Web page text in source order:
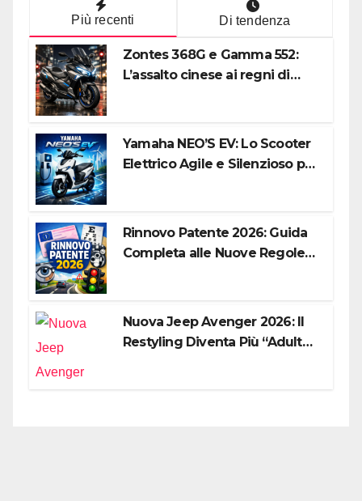
Più recenti Di tendenza
Zontes 368G e Gamma 552:
L’assalto cinese ai regni di
Yamaha NEO’S EV: Lo Scooter
Elettrico Agile e Silenzioso per
Rinnovo Patente 2026: Guida
Completa alle Nuove Regole,
Nuova Jeep Avenger 2026: Il
Restyling Diventa Più “Adulto”,